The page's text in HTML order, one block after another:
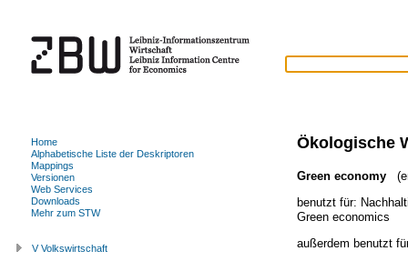
Ökologische
Green economy
benutzt für:
Green economics
außerdem benutzt
Home
Alphabetische Liste der Deskriptoren
Mappings
Versionen
Web Services
Downloads
Mehr zum STW
V Volkswirtschaft